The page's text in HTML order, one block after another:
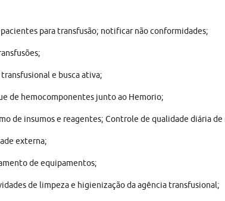
para transfusão; notificar não conformidades;
e busca ativa;
de hemocomponentes junto ao Hemorio;
de insumos e reagentes; Controle de qualidade diária de
externa;
de equipamentos;
de limpeza e higienização da agência transfusional;